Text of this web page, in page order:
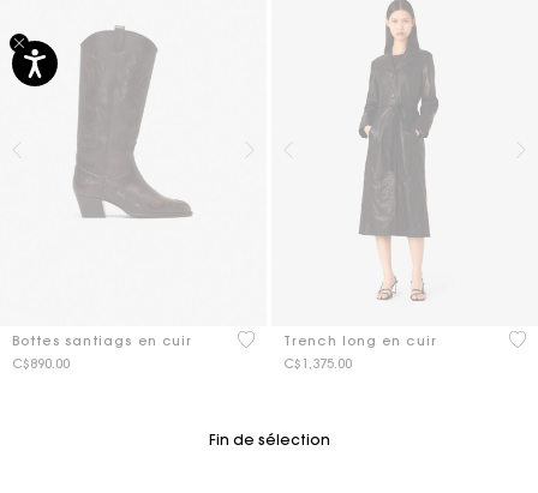
Bottes santiags en cuir
C$890.00
3,6 out of 5 Customer Rating
Trench long en cuir
C$1,375.00
5
Fin de sélection